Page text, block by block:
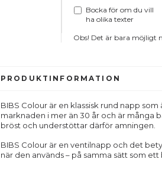
Bocka för om du vill
ha olika texter
Obs! Det är bara möjligt
PRODUKTINFORMATION
BIBS Colour är en klassisk rund napp
marknaden i mer än 30 år och är många
bröst och understöttar därför amningen.
BIBS Colour är en ventilnapp och det
när den används – på samma sätt som ett